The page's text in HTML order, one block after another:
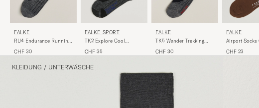
FALKE
RU4 Endurance Running
CHF 30
FALKE SPORT
TK2 Explore Cool
CHF 35
FALKE
TK5 Wander Trekking
CHF 30
FALKE
Airport Socks
CHF 23
KLEIDUNG / UNTERWÄSCHE